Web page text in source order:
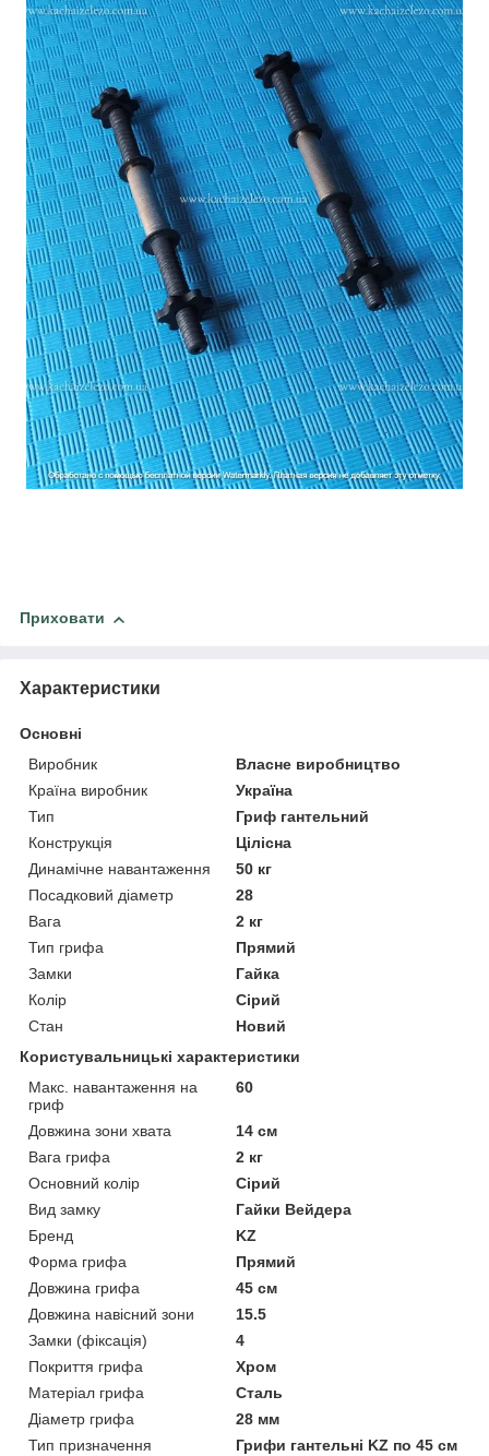
Приховати
Характеристики
Основні
Виробник
Власне виробництво
Країна виробник
Україна
Тип
Гриф гантельний
Конструкція
Цілісна
Динамічне навантаження
50 кг
Посадковий діаметр
28
Вага
2 кг
Тип грифа
Прямий
Замки
Гайка
Колір
Сірий
Стан
Новий
Користувальницькі характеристики
Макс. навантаження на
гриф
60
Довжина зони хвата
14 см
Вага грифа
2 кг
Основний колір
Сірий
Вид замку
Гайки Вейдера
Бренд
KZ
Форма грифа
Прямий
Довжина грифа
45 см
Довжина навісний зони
15.5
Замки (фіксація)
4
Покриття грифа
Хром
Матеріал грифа
Сталь
Діаметр грифа
28 мм
Тип призначення
Грифи гантельні KZ по 45 см